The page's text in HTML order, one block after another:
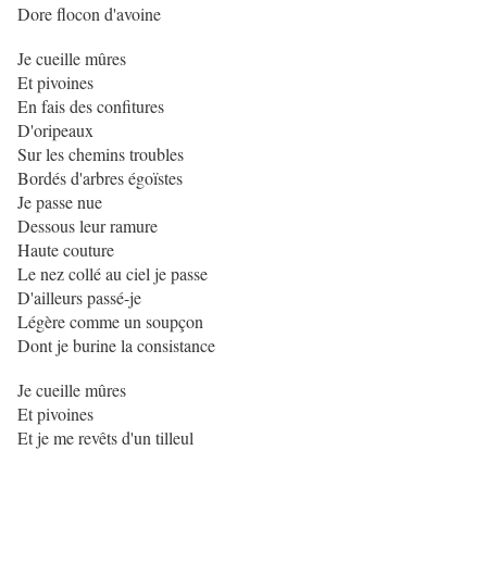
Dore flocon d'avoine
Je cueille mûres
Et pivoines
En fais des confitures
D'oripeaux
Sur les chemins troubles
Bordés d'arbres égoïstes
Je passe nue
Dessous leur ramure
Haute couture
Le nez collé au ciel je passe
D'ailleurs passé-je
Légère comme un soupçon
Dont je burine la consistance
Je cueille mûres
Et pivoines
Et je me revêts d'un tilleul